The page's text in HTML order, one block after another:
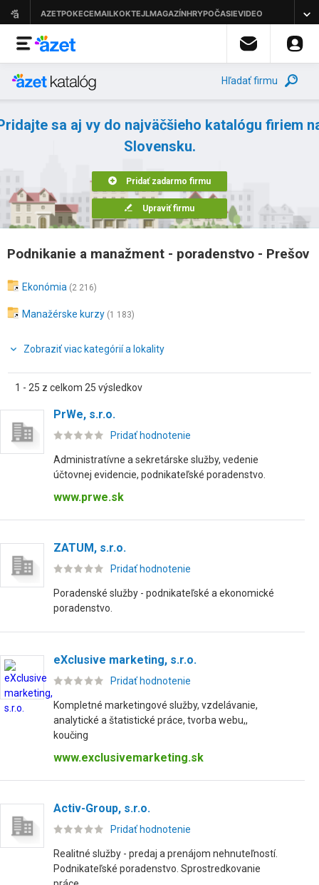
Hľadať firmu
sa aj vy do najväčšieho katalógu firiem
Slovensku.
Pridať zadarmo firmu
Upraviť firmu
Podnikanie a manažment - poradenstvo - Prešov
Ekonómia (2 216)
Manažérske kurzy (1 183)
Zobraziť viac kategórií a lokality
1 - 25 z celkom 25 výsledkov
PrWe, s.r.o.
Pridať hodnotenie
Administratívne a sekretárske služby, vedenie
účtovnej evidencie, podnikateľské poradenstvo.
www.prwe.sk
ZATUM, s.r.o.
Pridať hodnotenie
Poradenské služby - podnikateľské a ekonomické
poradenstvo.
eXclusive marketing, s.r.o.
Pridať hodnotenie
Kompletné marketingové služby, vzdelávanie,
analytické a štatistické práce, tvorba webu,,
koučing
www.exclusivemarketing.sk
Activ-Group, s.r.o.
Pridať hodnotenie
Realitné služby - predaj a prenájom nehnuteľností.
Podnikateľské poradenstvo. Sprostredkovanie